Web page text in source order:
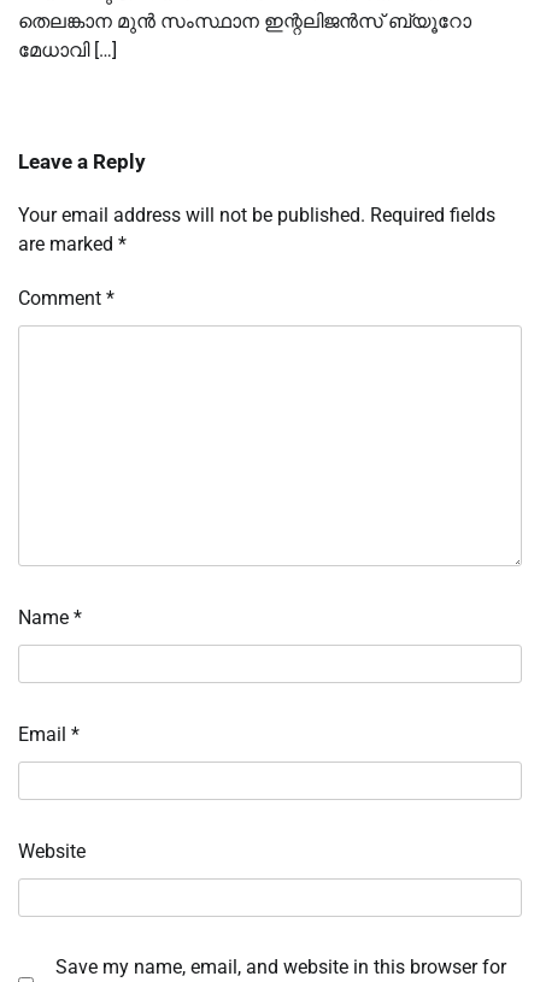
തെലങ്കാന മുൻ സംസ്ഥാന ഇന്റലിജൻസ് ബ്യൂറോ
മേധാവി […]
Leave a Reply
Your email address will not be published. Required fields
are marked *
Comment *
Name *
Email *
Website
Save my name, email, and website in this browser for